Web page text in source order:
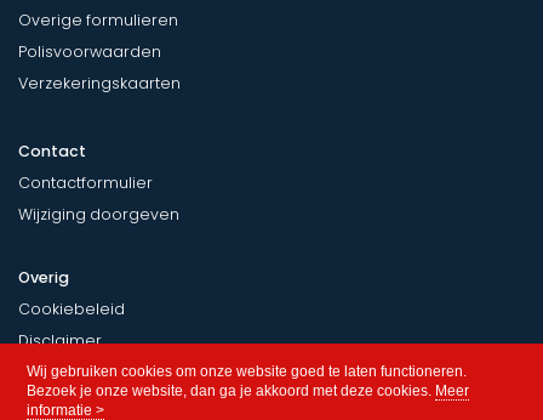
Wij gebruiken cookies om onze website goed te laten functioneren.
Bezoek je onze website, dan ga je akkoord met deze cookies. Meer
informatie >
Overige formulieren
Polisvoorwaarden
Verzekeringskaarten
Contact
Contactformulier
Wijziging doorgeven
Overig
Cookiebeleid
Disclaimer
Privacy